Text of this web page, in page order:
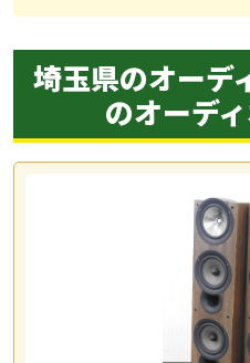
埼玉県のオーデ
のオーデ